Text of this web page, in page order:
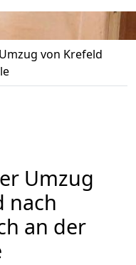
Umzug von Krefeld
Umzug
nach
an der